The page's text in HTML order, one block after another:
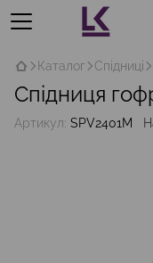
Каталог Спідниці
Спідниця
Артикул: SPV2401M